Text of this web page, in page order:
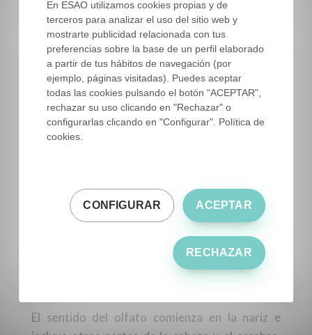
El sentido olfativo
El aroma del aceite de oliva virgen se percibe
como resultado de la interacción entre
numerosos compuestos volátiles y sus
correspondientes receptores olfativos. En
El sentido del olfato comienza a funcionar
cuando es estimulado por moléculas en el aire
que respiramos o por sustancias volátiles en los
alimentos que se transportan a la nariz o la
El sentido del olfato comienza en la nariz e
En ESAO utilizamos cookies propias y de
terceros para analizar el uso del sitio web y
mostrarte publicidad relacionada con tus
preferencias sobre la base de un perfil elaborado
a partir de tus hábitos de navegación (por
ejemplo, páginas visitadas). Puedes aceptar
todas las cookies pulsando el botón “ACEPTAR",
rechazar su uso clicando en "Rechazar" o
configurarlas clicando en "Configurar". Política de
cookies.
ACEPTAR
CONFIGURAR
RECHAZAR